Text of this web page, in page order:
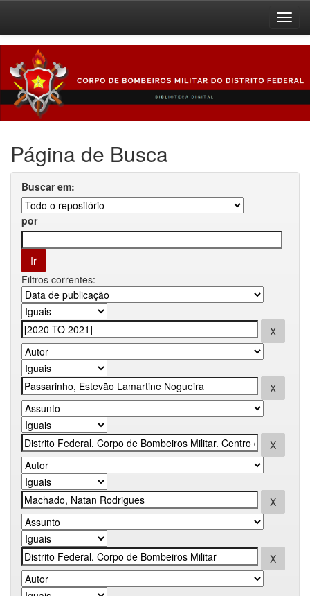
navigation
Página de Busca
Buscar em:
por
Filtros correntes: